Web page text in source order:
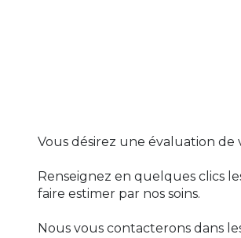
Vous désirez une évaluation de
Renseignez en quelques clics
faire estimer par nos soins.
Nous vous contacterons dans